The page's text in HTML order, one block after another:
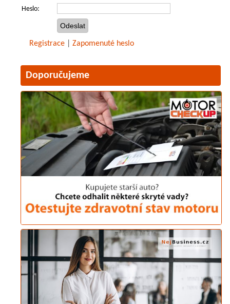
Heslo:
Registrace Zapomenuté heslo
Doporučujeme